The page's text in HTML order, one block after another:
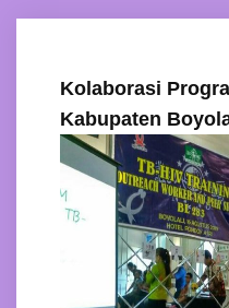
Kolaborasi
Kabupaten